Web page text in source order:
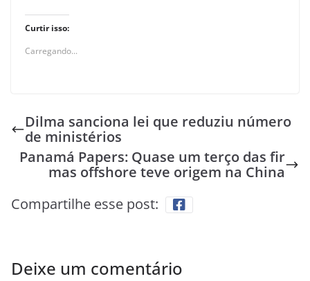
Curtir isso:
Carregando...
Dilma sanciona lei que reduziu número
de ministérios
Panamá Papers: Quase um terço das fir
mas offshore teve origem na China
Compartilhe esse post:
Deixe um comentário